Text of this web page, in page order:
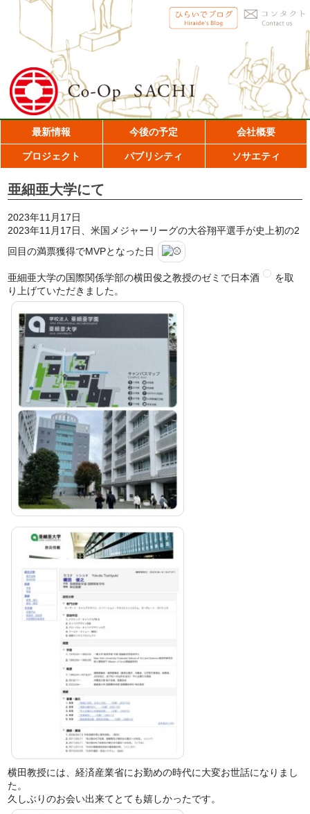
最新情報 今後の予定 会社概要
プロジェクト パブリシティ ソサエティ
亜細亜大学にて
2023年11月17日
2023年11月17日、米国メジャーリーグの大谷翔平選手が史上初の2
回目の満票獲得でMVPとなった日
亜細亜大学の国際関係学部の横田俊之教授のゼミで日本酒
を取
り上げていただきました。
横田教授には、経済産業省にお勤めの時代に大変お世話になりまし
た。
久しぶりのお会い出来てとても嬉しかったです。